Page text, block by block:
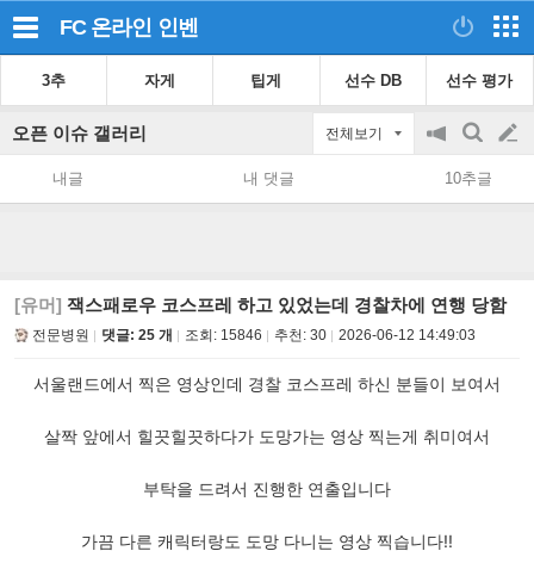
FC 온라인 인벤
3추 자게 팁게 선수 DB 선수 평가
오픈 이슈 갤러리 전체보기
공
지
on/off
검
색
글
쓰
내글 내 댓글 10추글
[유머] 잭스패로우 코스프레 하고 있었는데 경찰차에 연행 당함
전문병원 댓글: 25 개 조회: 15846 추천: 30 2026-06-12 14:49:03
서울랜드에서 찍은 영상인데 경찰 코스프레 하신 분들이 보여서
살짝 앞에서 힐끗힐끗하다가 도망가는 영상 찍는게 취미여서
부탁을 드려서 진행한 연출입니다
가끔 다른 캐릭터랑도 도망 다니는 영상 찍습니다!!